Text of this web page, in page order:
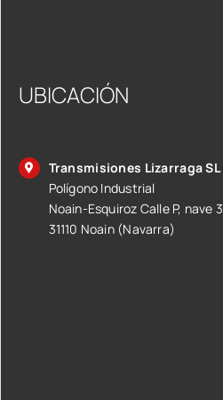
UBICACIÓN
Transmisiones Lizarraga SL
Polígono Industrial
Noain-Esquiroz Calle P, nave 3
31110 Noain (Navarra)